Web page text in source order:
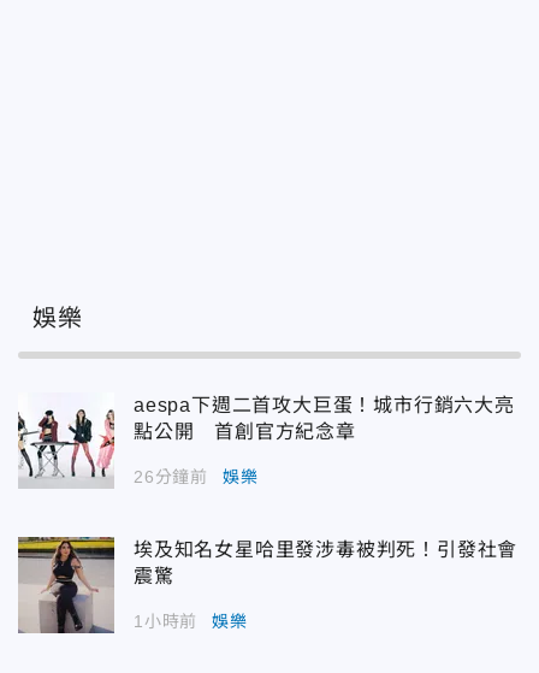
娛樂
aespa下週二首攻大巨蛋！城市行銷六大亮
點公開 首創官方紀念章
26分鐘前 娛樂
埃及知名女星哈里發涉毒被判死！引發社會
震驚
1小時前 娛樂